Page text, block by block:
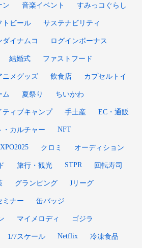
ン 音楽イベント すみっコぐらし
トビール サステナビリティ
ダイナムコ ログインボーナス
結婚式 ファストフード
ニメグッズ 飲食店 カプセルトイ
ム 夏祭り ちいかわ
ティブキャンプ 手土産 EC・通販
・カルチャー NFT
クロミ オーディション
旅行・観光 STPR 回転寿司
グランピング Jリーグ
ミナー 缶バッジ
マイメロディ ゴジラ
1/7スケール Netflix 冷凍食品